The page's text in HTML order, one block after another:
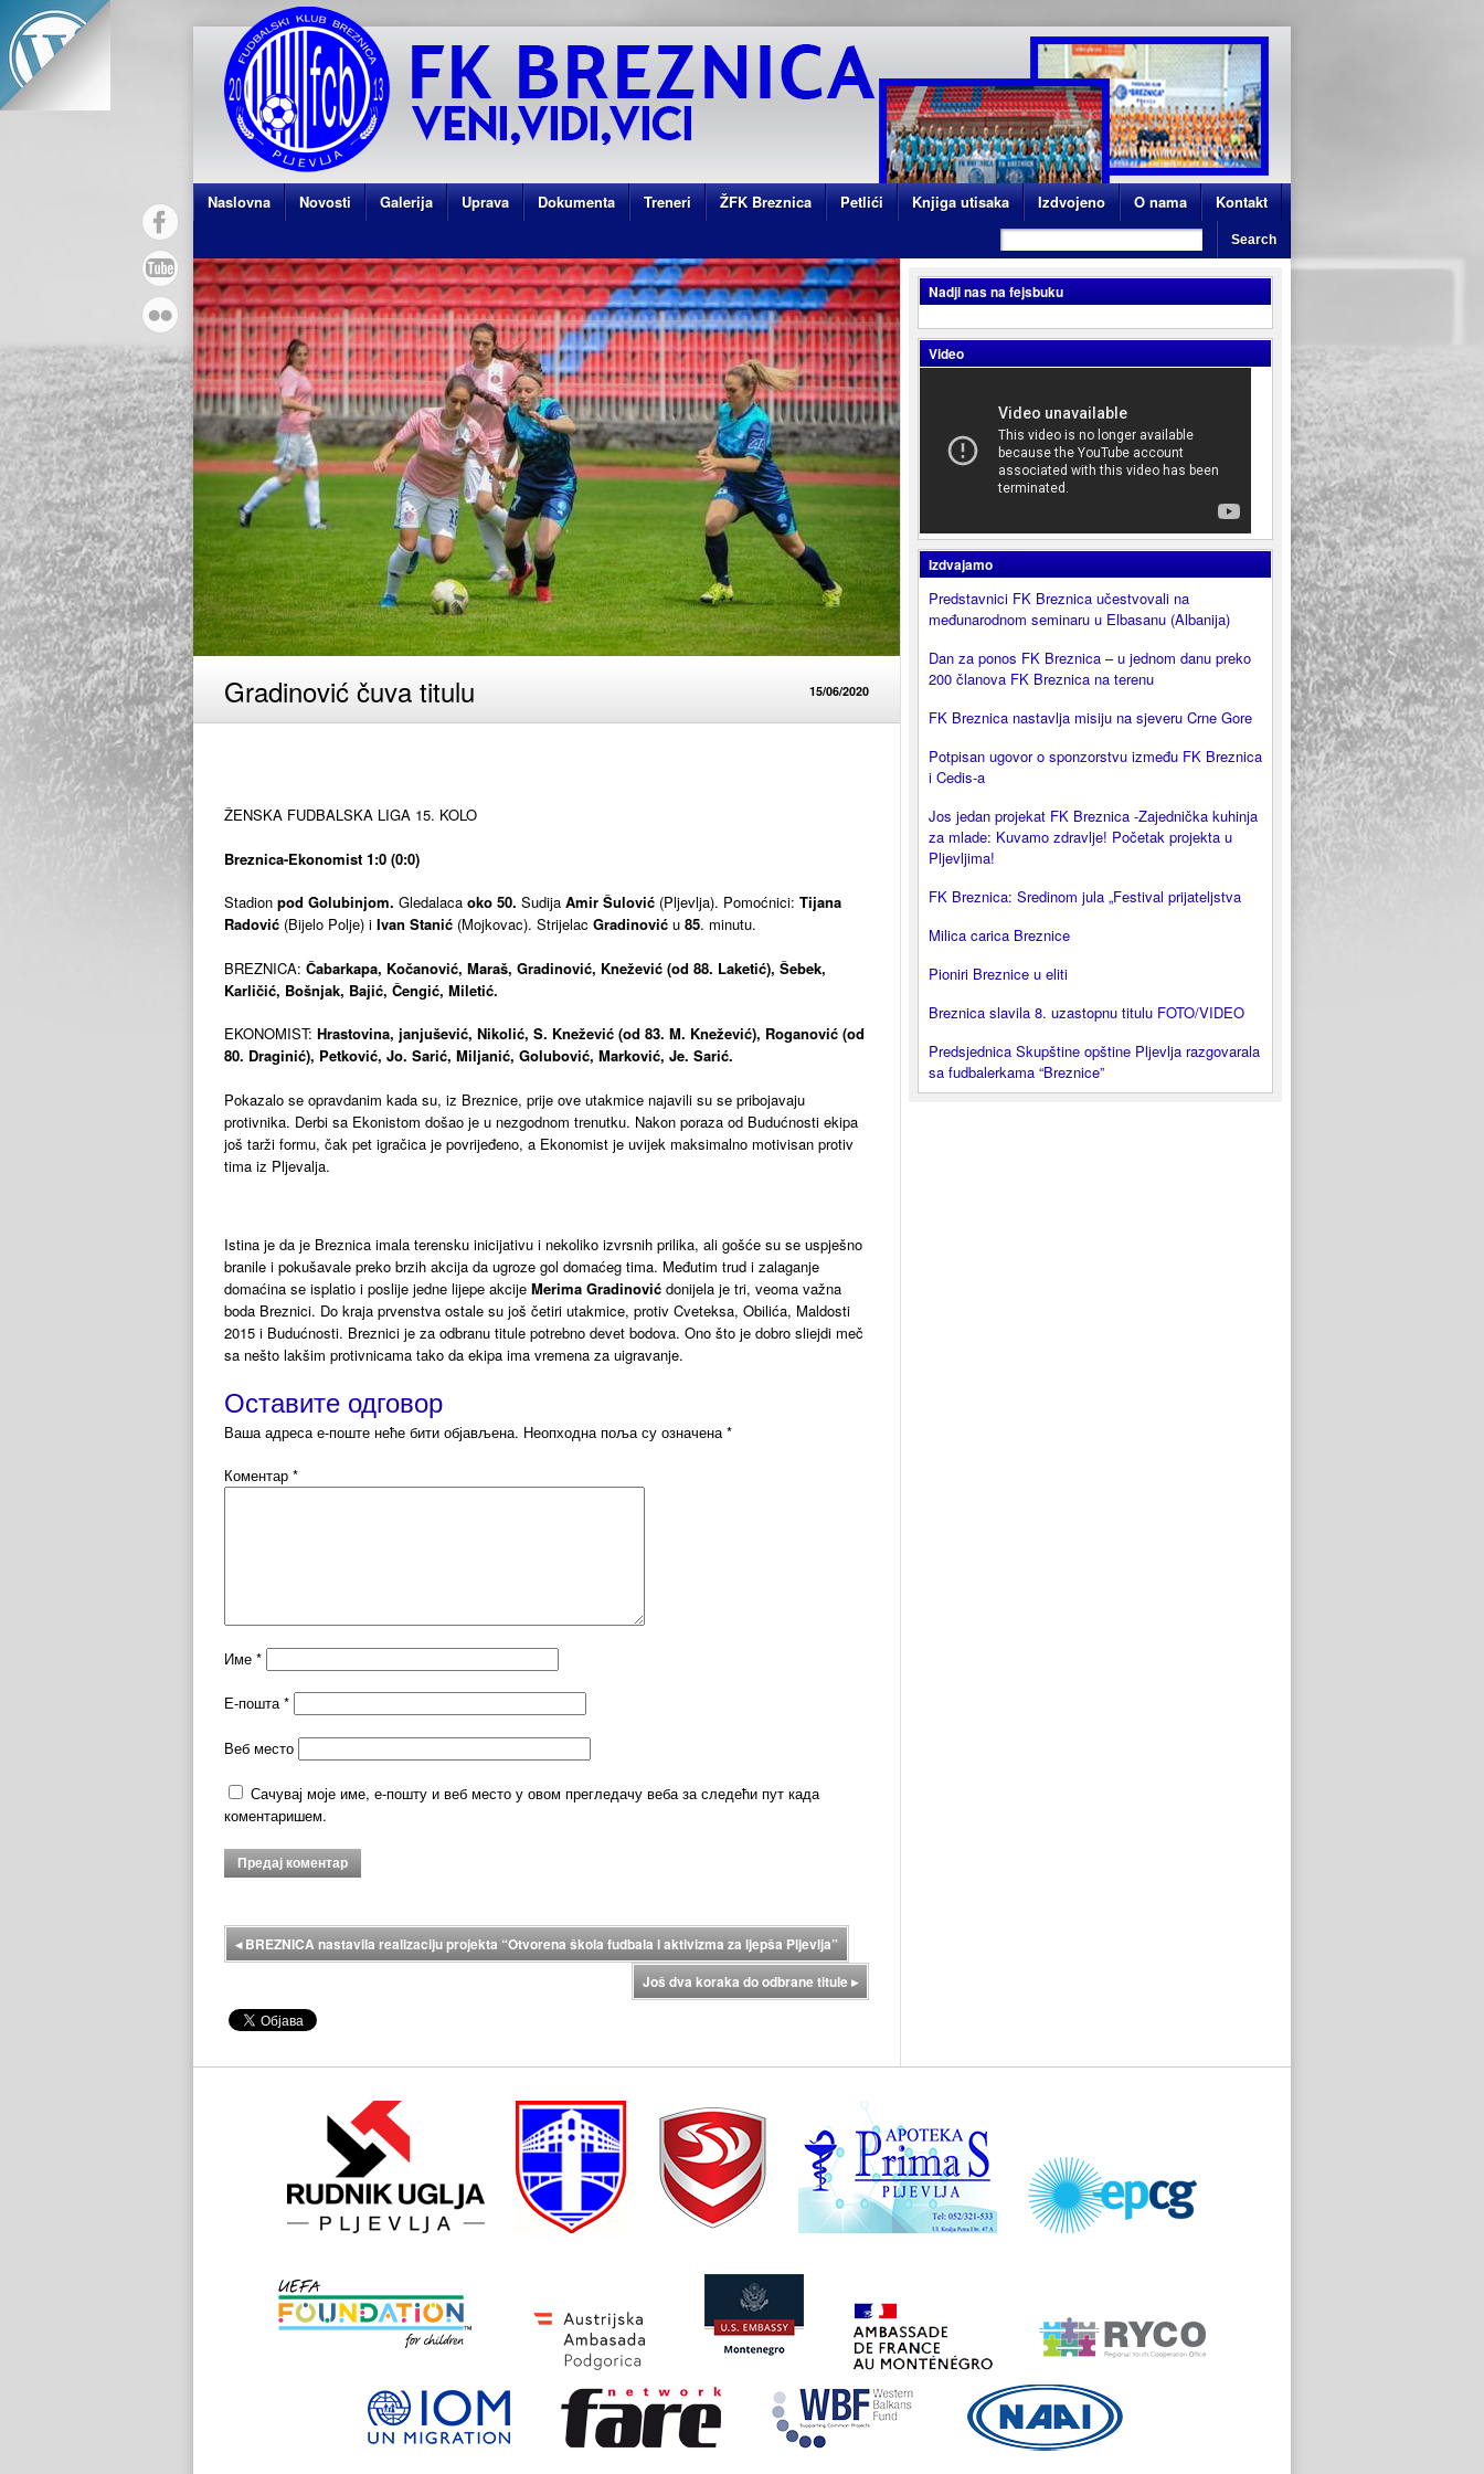
Naslovna Novosti Galerija Uprava Dokumenta Treneri ŽFK Breznica Petlići Knjiga utisaka Izdvojeno O nama Kontakt
Gradinović čuva titulu 15/06/2020
ŽENSKA FUDBALSKA LIGA 15. KOLO
Breznica-Ekonomist 1:0 (0:0)
Stadion pod Golubinjom. Gledalaca oko 50. Sudija Amir Šulović (Pljevlja). Pomoćnici: Tijana
Radović (Bijelo Polje) i Ivan Stanić (Mojkovac). Strijelac Gradinović u 85. minutu.
BREZNICA: Čabarkapa, Kočanović, Maraš, Gradinović, Knežević (od 88. Laketić), Šebek,
Karličić, Bošnjak, Bajić, Čengić, Miletić.
EKONOMIST: Hrastovina, janjušević, Nikolić, S. Knežević (od 83. M. Knežević), Roganović (od
80. Draginić), Petković, Jo. Sarić, Miljanić, Golubović, Marković, Je. Sarić.
Pokazalo se opravdanim kada su, iz Breznice, prije ove utakmice najavili su se pribojavaju
protivnika. Derbi sa Ekonistom došao je u nezgodnom trenutku. Nakon poraza od Budućnosti ekipa
još tarži formu, čak pet igračica je povrijeđeno, a Ekonomist je uvijek maksimalno motivisan protiv
tima iz Pljevalja.
Istina je da je Breznica imala terensku inicijativu i nekoliko izvrsnih prilika, ali gošće su se uspješno
branile i pokušavale preko brzih akcija da ugroze gol domaćeg tima. Međutim trud i zalaganje
domaćina se isplatio i poslije jedne lijepe akcije Merima Gradinović donijela je tri, veoma važna
boda Breznici. Do kraja prvenstva ostale su još četiri utakmice, protiv Cveteksa, Obilića, Maldosti
2015 i Budućnosti. Breznici je za odbranu titule potrebno devet bodova. Ono što je dobro sliejdi meč
sa nešto lakšim protivnicama tako da ekipa ima vremena za uigravanje.
Оставите одговор
Ваша адреса е-поште неће бити објављена. Неопходна поља су означена *
Коментар *
Име *
Е-пошта*
Веб место
Сачувај моје име, е-пошту и веб место у овом прегледачу веба за следећи пут када
коментаришем.
◂BREZNICA nastavila realizaciju projekta “Otvorena škola fudbala i aktivizma za ljepša Pljevlja”
Još dva koraka do odbrane titule▸
Nadji nas na fejsbuku
Video
Izdvajamo
Predstavnici FK Breznica učestvovali na
međunarodnom seminaru u Elbasanu (Albanija)
Dan za ponos FK Breznica – u jednom danu preko
200 članova FK Breznica na terenu
FK Breznica nastavlja misiju na sjeveru Crne Gore
Potpisan ugovor o sponzorstvu između FK Breznica
i Cedis-a
Jos jedan projekat FK Breznica -Zajednička kuhinja
za mlade: Kuvamo zdravlje! Početak projekta u
Pljevljima!
FK Breznica: Sredinom jula „Festival prijateljstva
Milica carica Breznice
Pioniri Breznice u eliti
Breznica slavila 8. uzastopnu titulu FOTO/VIDEO
Predsjednica Skupštine opštine Pljevlja razgovarala
sa fudbalerkama “Breznice”